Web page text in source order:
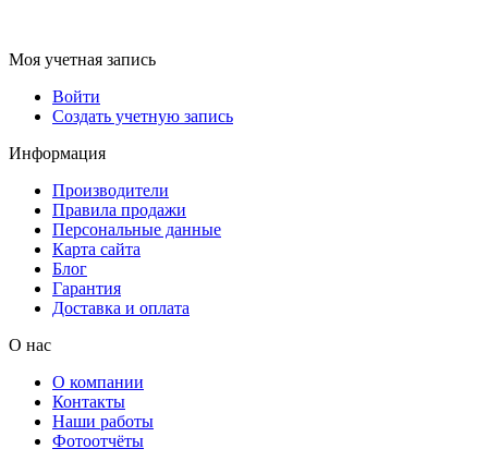
Моя учетная запись
Войти
Создать учетную запись
Информация
Производители
Правила продажи
Персональные данные
Карта сайта
Блог
Гарантия
Доставка и оплата
О нас
О компании
Контакты
Наши работы
Фотоотчёты